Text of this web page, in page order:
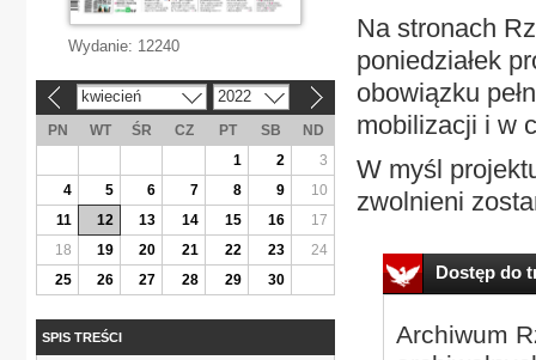
Na stronach
poniedziałek
obowiązku
mobilizacji i w
W myśl
zwolnieni
Dostęp do
Archiwum
Wydanie: 12240
kwiecień 2022
PN WT ŚR CZ PT SB
ND
1
2
3
4
5 6 7 8 9
10
11
12 13 14 15 16
17
18
19 20 21 22 23
24
25
26 27 28 29 30
SPIS TREŚCI